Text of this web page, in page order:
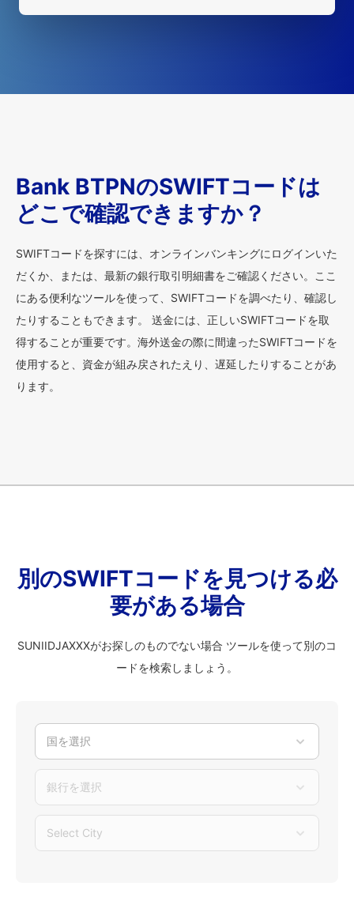
Bank BTPNのSWIFTコードは
どこで確認できますか？
SWIFTコードを探すには、オンラインバンキングにログインいた
だくか、または、最新の銀行取引明細書をご確認ください。ここ
にある便利なツールを使って、SWIFTコードを調べたり、確認し
たりすることもできます。 送金には、正しいSWIFTコードを取
得することが重要です。海外送金の際に間違ったSWIFTコードを
使用すると、資金が組み戻されたえり、遅延したりすることがあ
ります。
別のSWIFTコードを見つける必
要がある場合
SUNIIDJAXXXがお探しのものでない場合 ツールを使って別のコ
ードを検索しましょう。
国を選択
銀行を選択
Select City